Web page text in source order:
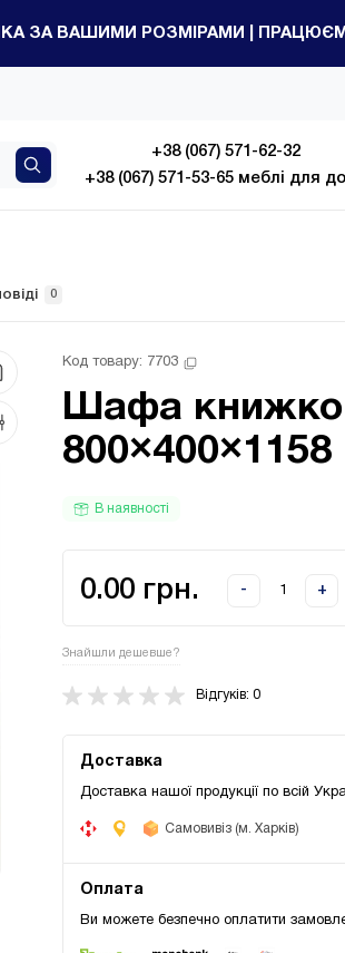
ЗА ВАШИМИ РОЗМІРАМИ |
+38 (067) 571-62-32
+38 (067) 571-53-65 меблі для
0
Код товару: 7703
Шафа
800×400×1158
В наявності
0.00 грн. - +
Знайшли дешевше?
Відгуків: 0
Доставка
Доставка нашої продукції по всій
Самовивіз (м. Харків)
Оплата
Ви можете безпечно оплатити